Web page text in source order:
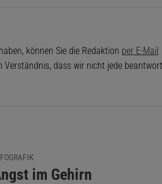
können Sie die Redaktion per E-Mail
dass wir nicht jede
im Gehirn